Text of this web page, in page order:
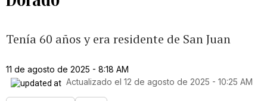
Tenía 60 años y era residente de San Juan
11 de agosto de 2025 - 8:18 AM
Actualizado el 12 de agosto de 2025 - 10:25 AM